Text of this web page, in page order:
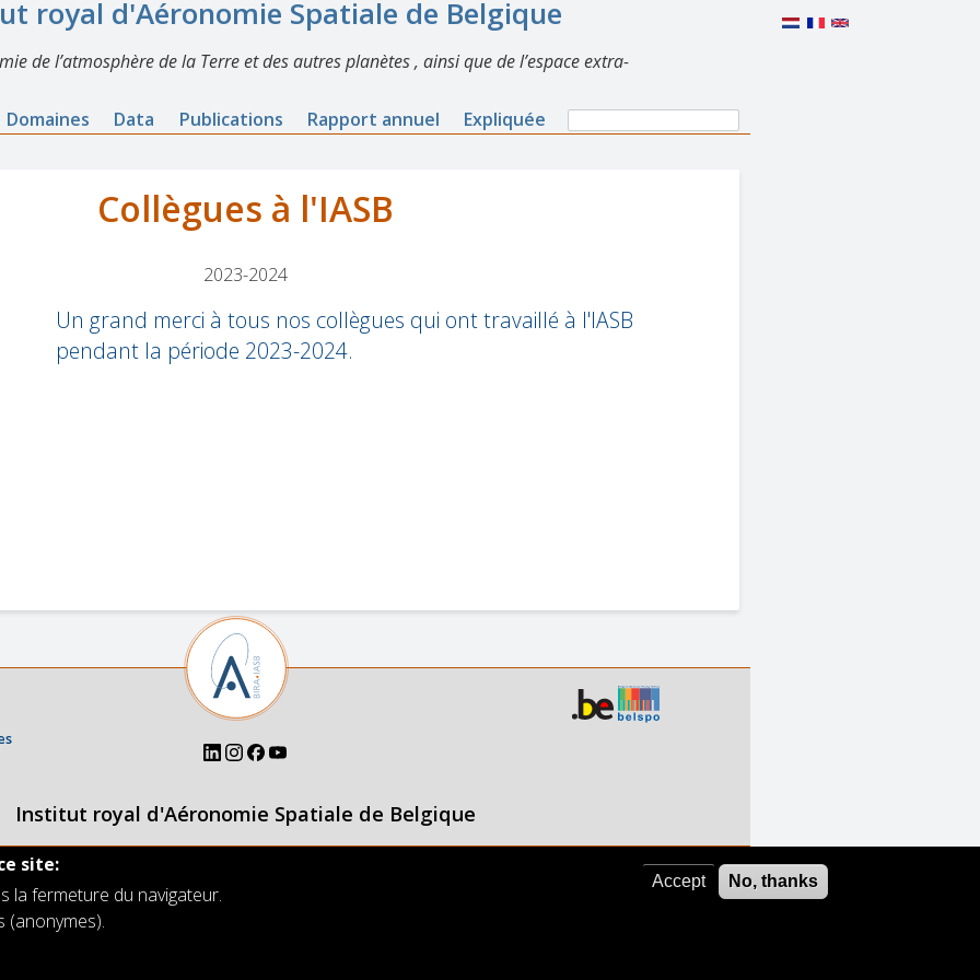
royal d'Aéronomie Spatiale de Belgique
de l’atmosphère de la Terre et des autres planètes , ainsi que de l’espace extra-
Domaines Data Publications Rapport annuel Expliquée
Search
Search
Collègues à l'IASB
2023-2024
Un grand merci à tous nos collègues qui ont travaillé à l'IASB
pendant la période 2023-2024.
Institut royal d'Aéronomie Spatiale de Belgique
site:
la fermeture du navigateur.
(anonymes).
Accept No, thanks